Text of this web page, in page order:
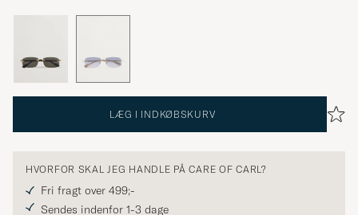
LÆG I INDKØBSKURV
HVORFOR SKAL JEG HANDLE PÅ CARE OF CARL?
Fri fragt over 499;-
Sendes indenfor 1-3 dage